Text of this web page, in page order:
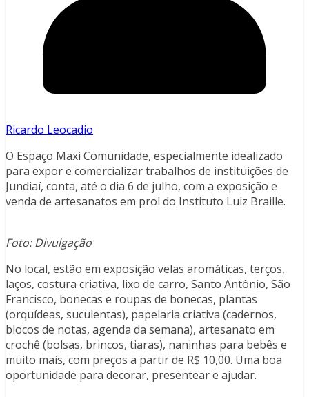
Ricardo Leocadio
O Espaço Maxi Comunidade, especialmente idealizado
para expor e comercializar trabalhos de instituições de
Jundiaí, conta, até o dia 6 de julho, com a exposição e
venda de artesanatos em prol do Instituto Luiz Braille.
Foto: Divulgação
No local, estão em exposição velas aromáticas, terços,
laços, costura criativa, lixo de carro, Santo Antônio, São
Francisco, bonecas e roupas de bonecas, plantas
(orquídeas, suculentas), papelaria criativa (cadernos,
blocos de notas, agenda da semana), artesanato em
crochê (bolsas, brincos, tiaras), naninhas para bebês e
muito mais, com preços a partir de R$ 10,00. Uma boa
oportunidade para decorar, presentear e ajudar.